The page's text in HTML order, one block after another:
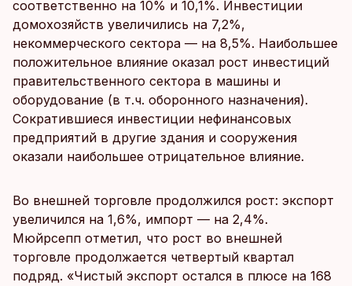
соответственно на 10% и 10,1%. Инвестиции
домохозяйств увеличились на 7,2%,
некоммерческого сектора — на 8,5%. Наибольшее
положительное влияние оказал рост инвестиций
правительственного сектора в машины и
оборудование (в т.ч. оборонного назначения).
Сократившиеся инвестиции нефинансовых
предприятий в другие здания и сооружения
оказали наибольшее отрицательное влияние.
Во внешней торговле продолжился рост: экспорт
увеличился на 1,6%, импорт — на 2,4%.
Мюйрсепп отметил, что рост во внешней
торговле продолжается четвертый квартал
подряд. «Чистый экспорт остался в плюсе на 168